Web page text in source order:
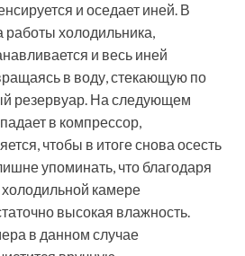
и оседает иней. В
работы холодильника,
и весь иней
в воду, стекающую по
резервуар. На следующем
в компрессор,
чтобы в итоге снова осесть
упоминать, что благодаря
холодильной камере
высокая влажность.
в данном случае